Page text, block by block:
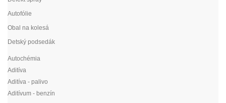
Autofólie
Obal na kolesá
Detský podsedák
Autochémia
Aditíva
Aditíva - palivo
Aditívum - benzín